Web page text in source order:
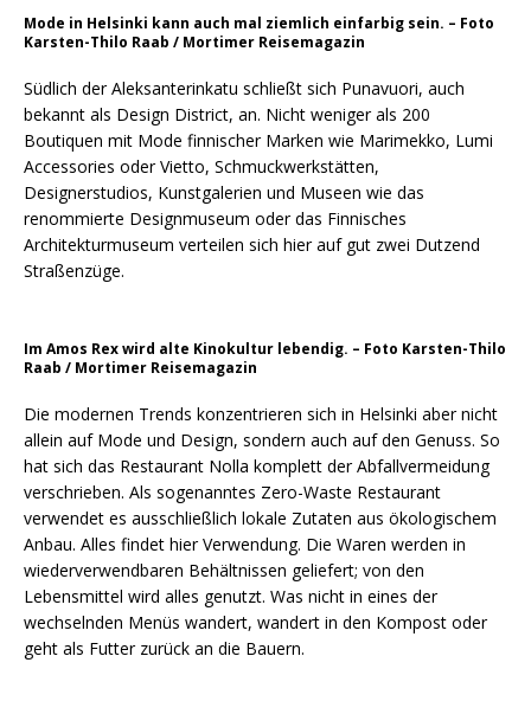
Mode in Helsinki kann auch mal ziemlich einfarbig sein. – Foto
Karsten-Thilo Raab / Mortimer Reisemagazin
Südlich der Aleksanterinkatu schließt sich Punavuori, auch
bekannt als Design District, an. Nicht weniger als 200
Boutiquen mit Mode finnischer Marken wie Marimekko, Lumi
Accessories oder Vietto, Schmuckwerkstätten,
Designerstudios, Kunstgalerien und Museen wie das
renommierte Designmuseum oder das Finnisches
Architekturmuseum verteilen sich hier auf gut zwei Dutzend
Straßenzüge.
Im Amos Rex wird alte Kinokultur lebendig. – Foto Karsten-Thilo
Raab / Mortimer Reisemagazin
Die modernen Trends konzentrieren sich in Helsinki aber nicht
allein auf Mode und Design, sondern auch auf den Genuss. So
hat sich das Restaurant Nolla komplett der Abfallvermeidung
verschrieben. Als sogenanntes Zero-Waste Restaurant
verwendet es ausschließlich lokale Zutaten aus ökologischem
Anbau. Alles findet hier Verwendung. Die Waren werden in
wiederverwendbaren Behältnissen geliefert; von den
Lebensmittel wird alles genutzt. Was nicht in eines der
wechselnden Menüs wandert, wandert in den Kompost oder
geht als Futter zurück an die Bauern.